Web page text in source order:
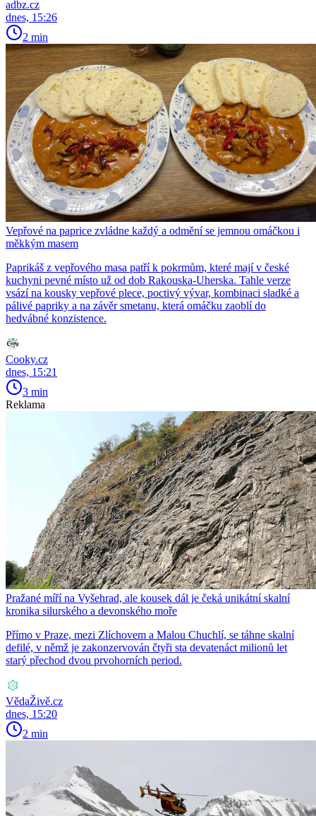
adbz.cz
dnes, 15:26
2 min
Vepřové na paprice zvládne každý a odmění se jemnou omáčkou i
měkkým masem
Paprikáš z vepřového masa patří k pokrmům, které mají v české
kuchyni pevné místo už od dob Rakouska-Uherska. Tahle verze
vsází na kousky vepřové plece, poctivý vývar, kombinaci sladké a
pálivé papriky a na závěr smetanu, která omáčku zaoblí do
hedvábné konzistence.
Cooky.cz
dnes, 15:21
3 min
Reklama
Pražané míří na Vyšehrad, ale kousek dál je čeká unikátní skalní
kronika silurského a devonského moře
Přímo v Praze, mezi Zlíchovem a Malou Chuchlí, se táhne skalní
defilé, v němž je zakonzervován čtyři sta devatenáct milionů let
starý přechod dvou prvohorních period.
VědaŽivě.cz
dnes, 15:20
2 min